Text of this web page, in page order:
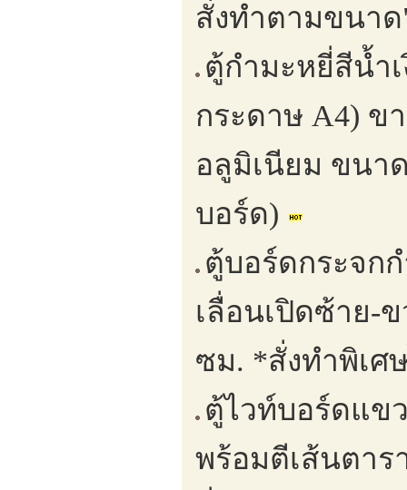
สั่งทำตามขนาด"
ตู้กำมะหยี่สีน้ำ
กระดาษ A4) ข
อลูมิเนียม ขนาด
บอร์ด)
ตู้บอร์ดกระจก
เลื่อนเปิดซ้าย-
ซม. *สั่งทำพิเศ
ตู้ไวท์บอร์ดแข
พร้อมตีเส้นตา